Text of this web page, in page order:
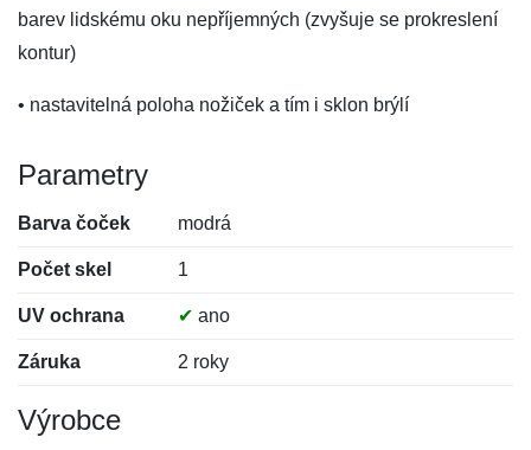
barev lidskému oku nepříjemných (zvyšuje se prokreslení
kontur)
• nastavitelná poloha nožiček a tím i sklon brýlí
Parametry
Barva čoček modrá
Počet skel 1
UV ochrana ✔ ano
Záruka 2 roky
Výrobce